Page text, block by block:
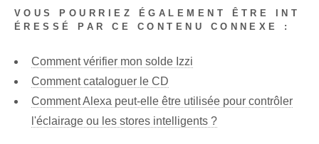
VOUS POURRIEZ ÉGALEMENT ÊTRE INT
ÉRESSÉ PAR CE CONTENU CONNEXE :
Comment vérifier mon solde Izzi
Comment cataloguer le CD
Comment Alexa peut-elle être utilisée pour contrôler
l'éclairage ou les stores intelligents ?